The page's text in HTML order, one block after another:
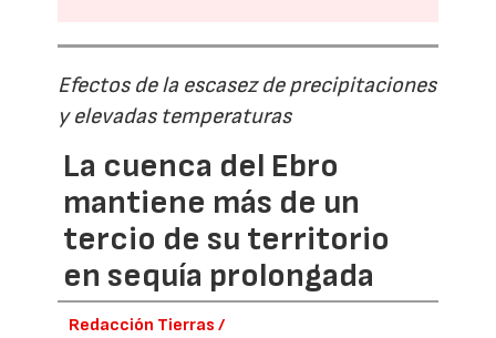
Efectos de la escasez de precipitaciones
y elevadas temperaturas
La cuenca del Ebro
mantiene más de un
tercio de su territorio
en sequía prolongada
Redacción Tierras /